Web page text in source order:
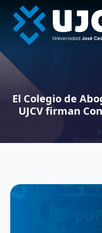
El Colegio de
UJCV firman